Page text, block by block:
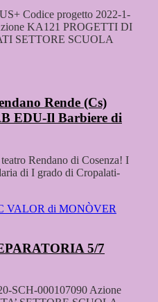
Codice progetto 2022-1-
KA121 PROGETTI DI
SETTORE SCUOLA
Rende (Cs)
EDU-Il Barbiere di
Rendano di Cosenza! I
di I grado di Cropalati-
5/7
SCH-000107090 Azione